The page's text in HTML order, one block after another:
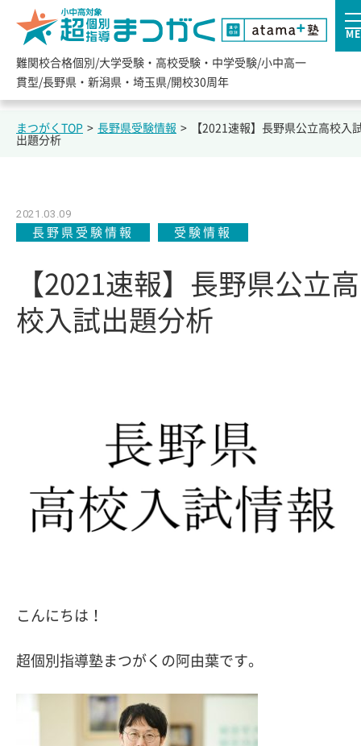
難関校合格個別/大学受験・高校受験・中学受験/小中高一
貫型/長野県・新潟県・埼玉県/開校30周年
まつがくTOP > 長野県受験情報 >
【2021速報】長野県公立高校入
出題分析
2021.03.09
長野県受験情報
受験情報
【2021速報】長野県公立高
校入試出題分析
こんにちは！
超個別指導塾まつがくの阿由葉です。